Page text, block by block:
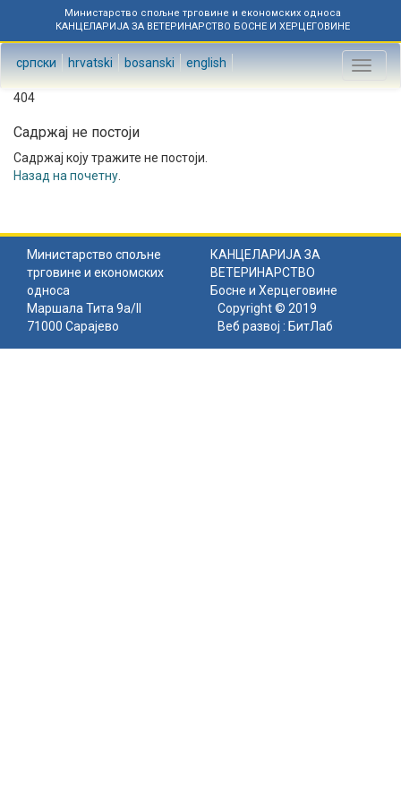
Министарство спољне трговине и економских односа
КАНЦЕЛАРИЈА ЗА ВЕТЕРИНАРСТВО БОСНЕ И ХЕРЦЕГОВИНЕ
српски hrvatski bosanski english
Toggle
404
Садржај не постоји
Садржај коју тражите не постоји.
Назад на почетну
Министарство спољне
трговине и економских
односа
КАНЦЕЛАРИЈА ЗА
ВЕТЕРИНАРСТВО
Босне и Херцеговине
Маршала Тита 9а/II
71000 Сарајево
Copyright © 2019
Веб развој : БитЛаб